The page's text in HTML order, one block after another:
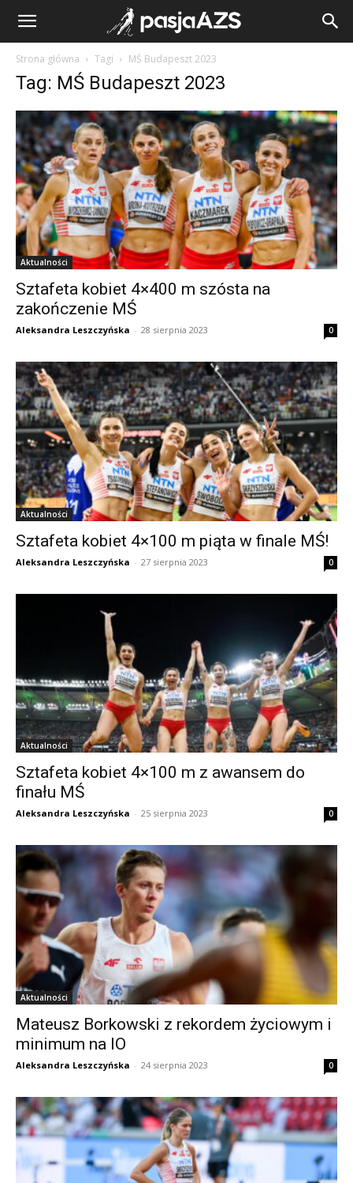
Strona główna Tagi MŚ Budapeszt 2023
Tag: MŚ Budapeszt 2023
Aktualności
Sztafeta kobiet 4×400 m szósta na
zakończenie MŚ
Aleksandra Leszczyńska - 28 sierpnia 2023 0
Aktualności
Sztafeta kobiet 4×100 m piąta w finale MŚ!
Aleksandra Leszczyńska - 27 sierpnia 2023 0
Aktualności
Sztafeta kobiet 4×100 m z awansem do
finału MŚ
Aleksandra Leszczyńska - 25 sierpnia 2023 0
Aktualności
Mateusz Borkowski z rekordem życiowym i
minimum na IO
Aleksandra Leszczyńska - 24 sierpnia 2023 0